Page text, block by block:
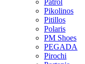
Patrol
Pikolinos
Pitillos
Polaris
PM Shoes
PEGADA
Pirochi